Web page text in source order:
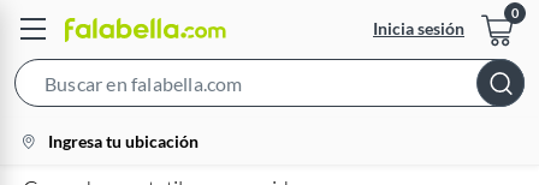
Inicia sesión
Bar
location-
icon
Ingresa tu ubicación